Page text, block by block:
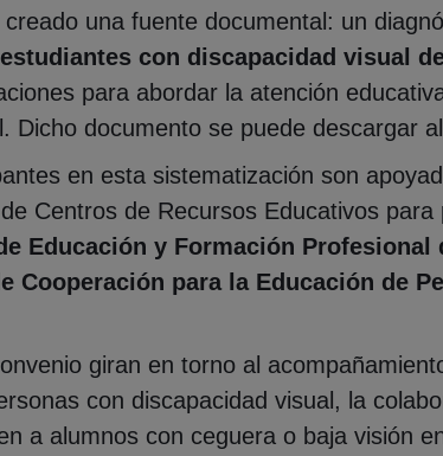
creado una fuente documental: un
con discapacidad visual
para abordar la atención
Dicho documento se puede descargar
en esta sistematización son
Centros de Recursos Educativos
Educación y Formación Profesional
Cooperación para la Educación de
giran en torno al
con discapacidad visual, la
a alumnos con ceguera o baja visión